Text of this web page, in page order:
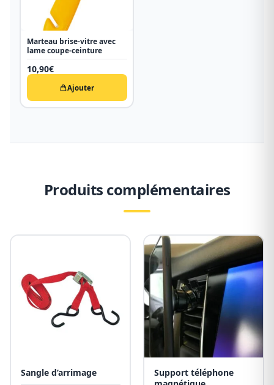
Marteau brise-vitre avec
lame coupe-ceinture
10,90€
Ajouter
Produits complémentaires
Sangle d’arrimage
Support téléphone